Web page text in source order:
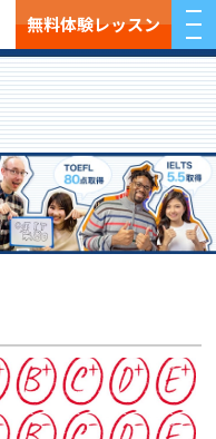
無料体験レッスン